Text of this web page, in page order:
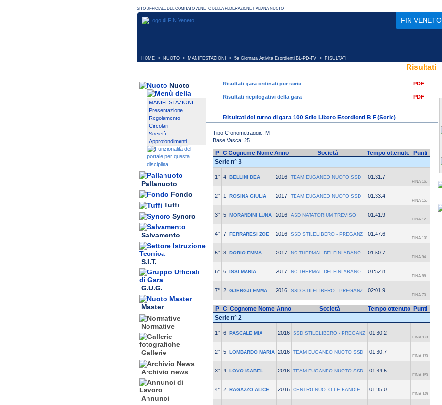
FIN VENETO
HOME > NUOTO > MANIFESTAZIONI > 5a Giornata Attività Esordienti BL-PD-TV > RISULTATI
Nuoto
MANIFESTAZIONI
Presentazione
Regolamento
Circolari
Società
Approfondimenti
Pallanuoto
Fondo
Tuffi
Syncro
Salvamento
S.I.T.
G.U.G.
Master
Normative
Gallerie
Archivio news
Annunci
Risultati
Risultati gara ordinati per serie PDF
Risultati riepilogativi della gara PDF
Risultati del turno di gara 100 Stile Libero Esordienti B F (Serie)
Tipo Cronometraggio: M
Base Vasca: 25
P C Cognome NomeAnno Società Tempo ottenuto
Punti
Serie n° 3
1° 4 BELLINI DEA 2016 TEAM EUGANEO NUOTO SSD 01:31.7
FINA 165
2° 1 ROSINA GIULIA 2017 TEAM EUGANEO NUOTO SSD 01:33.4
FINA 156
3° 5 MORANDINI LUNA 2016 ASD NATATORIUM TREVISO 01:41.9
FINA 120
4° 7 FERRARESI ZOE 2016 SSD STILELIBERO - PREGANZ 01:47.6
FINA 102
5° 3 DORIO EMMA 2017 NC THERMAL DELFINI ABANO 01:50.7
FINA 94
6° 6 ISSI MARIA 2017 NC THERMAL DELFINI ABANO 01:52.8
FINA 88
7° 2 GJERGJI EMMA 2016 SSD STILELIBERO - PREGANZ 02:01.9
FINA 70
P C Cognome Nome Anno Società Tempo ottenuto Punti
Serie n° 2
1° 6 PASCALE MIA 2016 SSD STILELIBERO - PREGANZ 01:30.2
FINA 173
2° 5 LOMBARDO MARIA 2016 TEAM EUGANEO NUOTO SSD 01:30.7
FINA 170
3° 4 LOVO ISABEL 2016 TEAM EUGANEO NUOTO SSD 01:34.5
FINA 150
4° 2 RAGAZZO ALICE 2016 CENTRO NUOTO LE BANDIE 01:35.0
FINA 148